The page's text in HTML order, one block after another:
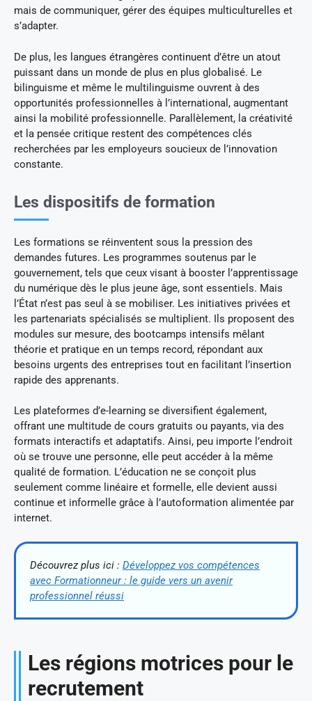
mais de communiquer, gérer des équipes multiculturelles et
s’adapter.
De plus, les langues étrangères continuent d’être un atout
puissant dans un monde de plus en plus globalisé. Le
bilinguisme et même le multilinguisme ouvrent à des
opportunités professionnelles à l’international, augmentant
ainsi la mobilité professionnelle. Parallèlement, la créativité
et la pensée critique restent des compétences clés
recherchées par les employeurs soucieux de l’innovation
constante.
Les dispositifs de formation
Les formations se réinventent sous la pression des
demandes futures. Les programmes soutenus par le
gouvernement, tels que ceux visant à booster l’apprentissage
du numérique dès le plus jeune âge, sont essentiels. Mais
l’État n’est pas seul à se mobiliser. Les initiatives privées et
les partenariats spécialisés se multiplient. Ils proposent des
modules sur mesure, des bootcamps intensifs mêlant
théorie et pratique en un temps record, répondant aux
besoins urgents des entreprises tout en facilitant l’insertion
rapide des apprenants.
Les plateformes d’e-learning se diversifient également,
offrant une multitude de cours gratuits ou payants, via des
formats interactifs et adaptatifs. Ainsi, peu importe l’endroit
où se trouve une personne, elle peut accéder à la même
qualité de formation. L’éducation ne se conçoit plus
seulement comme linéaire et formelle, elle devient aussi
continue et informelle grâce à l’autoformation alimentée par
internet.
Découvrez plus ici : Développez vos compétences
avec Formationneur : le guide vers un avenir
professionnel réussi
Les régions motrices pour le
recrutement